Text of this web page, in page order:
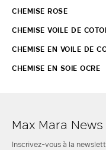
CHEMISE ROSE
CHEMISE VOILE DE
CHEMISE EN VOILE DE
CHEMISE EN SOIE OCRE
Max Mara News
Inscrivez-vous à la